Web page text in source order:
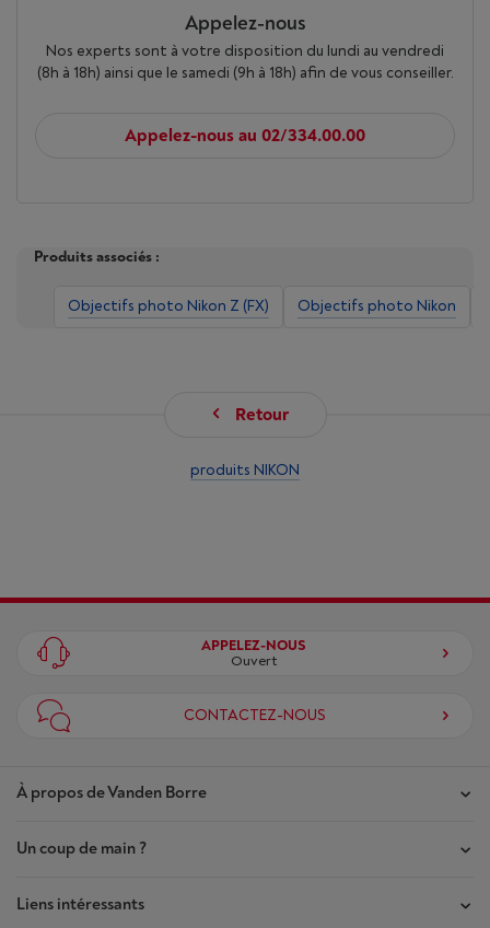
Appelez-nous
Nos experts sont à votre disposition du lundi au vendredi
(8h à 18h) ainsi que le samedi (9h à 18h) afin de vous conseiller.
Appelez-nous au 02/334.00.00
Produits associés :
Objectifs photo Nikon Z (FX) Objectifs photo Nikon
Retour
produits NIKON
À propos de Vanden Borre
Nos magasins
Contrat de Confiance
Un coup de main ?
Mes commandes
Liens intéressants
APPELEZ-NOUS
Ouvert
CONTACTEZ-NOUS